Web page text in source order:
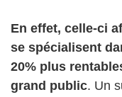
En effet, celle-ci
se spécialisent
20% plus
grand public. Un